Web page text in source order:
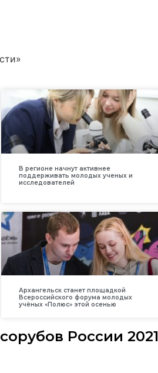
В регионе начнут активнее
поддерживать молодых ученых и
исследователей
Архангельск станет площадкой
Всероссийского форума молодых
учёных «Полюс» этой осенью
России 2021